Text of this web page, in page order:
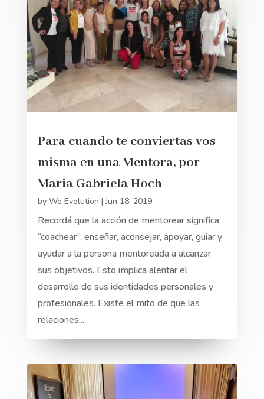
Para cuando te conviertas vos
misma en una Mentora, por
Maria Gabriela Hoch
by We Evolution |Jun 18, 2019
Recordá que la acción de mentorear significa
“coachear”, enseñar, aconsejar, apoyar, guiar y
ayudar a la persona mentoreada a alcanzar
sus objetivos. Esto implica alentar el
desarrollo de sus identidades personales y
profesionales. Existe el mito de que las
relaciones...